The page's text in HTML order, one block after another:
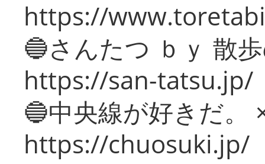
https://
🔵さんたつ ｂｙ 散
https://san-tatsu.jp/
🔵中央線が好きだ。
https://chuosuki.jp/